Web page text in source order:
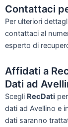
Contattaci
Per ulteriori
contattaci al
esperto di
Affidati a
Dati ad
Scegli RecDati
dati ad Avellino e
dati saranno